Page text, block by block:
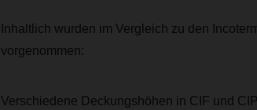
Inhaltlich wurden im Vergleich zu den
vorgenommen:
Verschiedene Deckungshöhen in CIF und